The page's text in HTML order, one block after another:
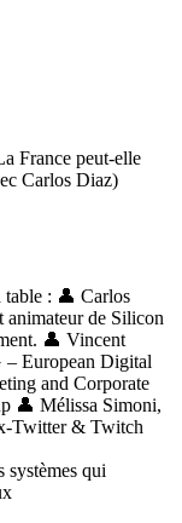
France peut-elle
Carlos Diaz)
table : 👤 Carlos
animateur de Silicon
👤 Vincent
European Digital
and Corporate
👤 Mélissa Simoni,
Twitter & Twitch
systèmes qui